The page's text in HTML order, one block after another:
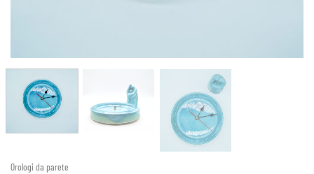
Orologi da parete